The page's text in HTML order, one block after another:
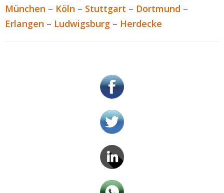
München – Köln – Stuttgart – Dortmund –
Erlangen – Ludwigsburg – Herdecke